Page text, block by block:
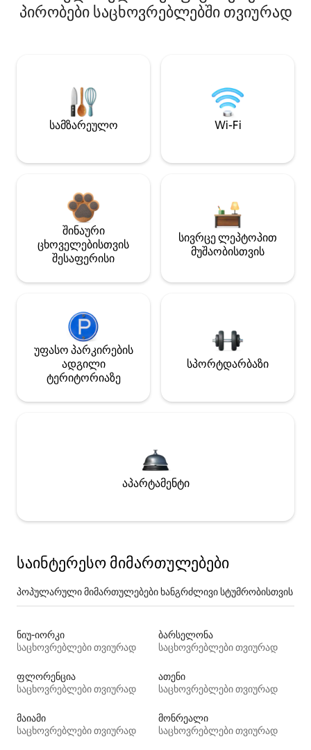
პირობები საცხოვრებლებში თვიურად
სამზარეულო Wi-Fi
შინაური
ცხოველებისთვის
შესაფერისი
სივრცე ლეპტოპით
მუშაობისთვის
უფასო პარკირების
ადგილი
ტერიტორიაზე
სპორტდარბაზი
აპარტამენტი
საინტერესო მიმართულებები
პოპულარული მიმართულებები ხანგრძლივი სტუმრობისთვის
ნიუ-იორკი
საცხოვრებლები თვიურად
ბარსელონა
საცხოვრებლები თვიურად
ფლორენცია
საცხოვრებლები თვიურად
ათენი
საცხოვრებლები თვიურად
მაიამი
საცხოვრებლები თვიურად
მონრეალი
საცხოვრებლები თვიურად